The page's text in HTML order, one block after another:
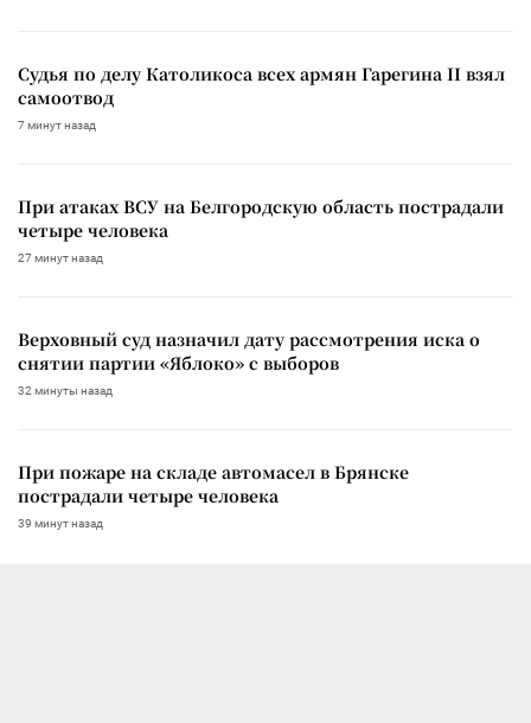
Судья по делу Католикоса всех армян Гарегина II взял
самоотвод
7 минут назад
При атаках ВСУ на Белгородскую область пострадали
четыре человека
27 минут назад
Верховный суд назначил дату рассмотрения иска о
снятии партии «Яблоко» с выборов
32 минуты назад
При пожаре на складе автомасел в Брянске
пострадали четыре человека
39 минут назад